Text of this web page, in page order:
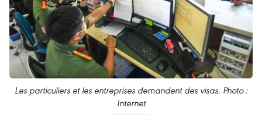
Les particuliers et les entreprises demandent des visas. Photo :
Internet